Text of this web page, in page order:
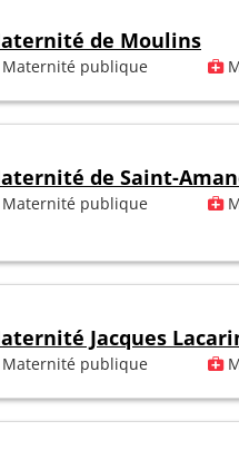
de Moulins
Maternité publique
de Saint-
Maternité publique
Jacques
Maternité publique